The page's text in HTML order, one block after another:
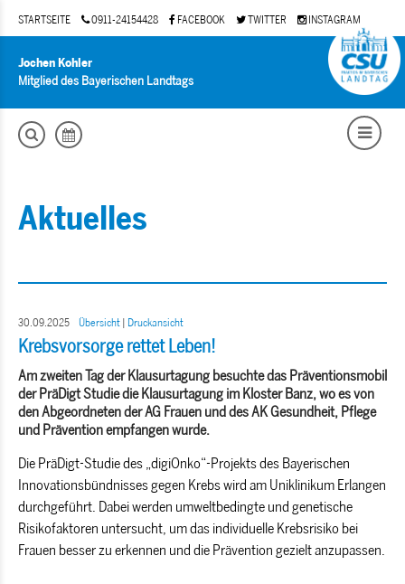
STARTSEITE 0911-24154428 FACEBOOK TWITTER INSTAGRAM
Jochen Kohler
Mitglied des Bayerischen Landtags
Aktuelles
30.09.2025 Übersicht Druckansicht
Krebsvorsorge rettet Leben!
Am zweiten Tag der Klausurtagung besuchte das Präventionsmobil
der PräDigt Studie die Klausurtagung im Kloster Banz, wo es von
den Abgeordneten der AG Frauen und des AK Gesundheit, Pflege
und Prävention empfangen wurde.
Die PräDigt-Studie des „digiOnko“-Projekts des Bayerischen
Innovationsbündnisses gegen Krebs wird am Uniklinikum Erlangen
durchgeführt. Dabei werden umweltbedingte und genetische
Risikofaktoren untersucht, um das individuelle Krebsrisiko bei
Frauen besser zu erkennen und die Prävention gezielt anzupassen.